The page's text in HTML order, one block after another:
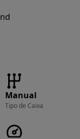
Manual
Tipo de Caixa